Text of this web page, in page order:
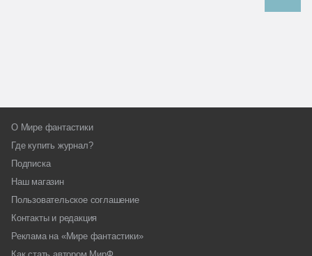
О Мире фантастики
Где купить журнал?
Подписка
Наш магазин
Пользовательское соглашение
Контакты и редакция
Реклама на «Мире фантастики»